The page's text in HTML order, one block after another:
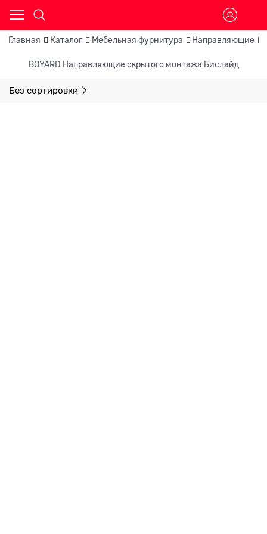
Главная Каталог Мебельная фурнитура Направляющие
BOYARD Направляющие скрытого монтажа Бислайд
Без сортировки